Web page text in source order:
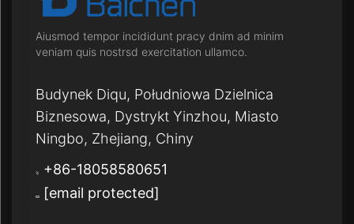
także przekształcał
końcu to detale...
Aiusmod tempor incididunt pracy dnim ad minim
veniam quis nostrsd exercitation ullamco.
Budynek Diqu, Południowa Dzielnica
Biznesowa, Dystrykt Yinzhou, Miasto
Ningbo, Zhejiang, Chiny
+86-18058580651
[email protected]